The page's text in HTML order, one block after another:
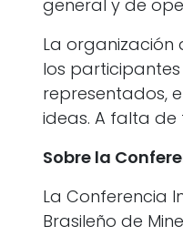
general y de
La organización
los
representados,
ideas. A falta de
Sobre la
La Conferencia
Brasileño de